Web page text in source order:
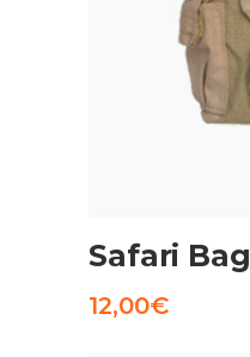
Safari Bag
12,00€